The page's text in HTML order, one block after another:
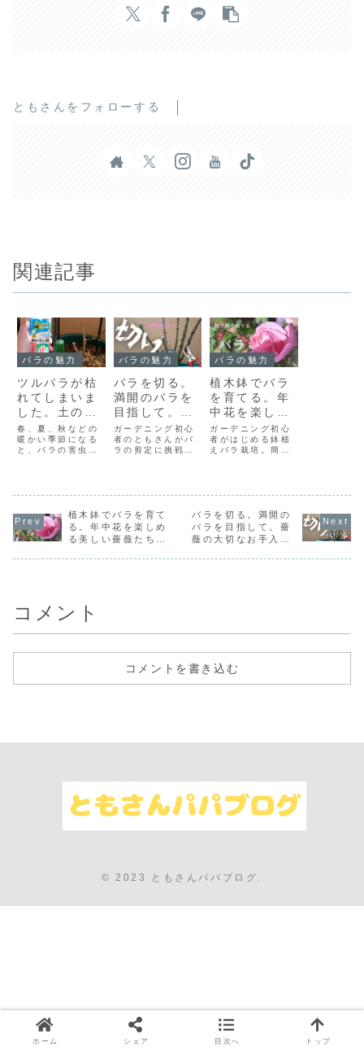
ともさんをフォローする
関連記事
バラの魅力
ツルバラが枯
れてしまいま
した。土の中
にいる害虫が
原因で。
春、夏、秋などの
暖かい季節になる
と、バラの害虫対
た。今回の経験を
踏まえて土の中の
害虫を駆除できる
オルトランDXを購
バラの魅力
バラを切る。
満開のバラを
目指して。薔
薇の大切なお
手入れ、冬剪
定について。
ガーデニング初心
者のともさんがバ
ラの剪定に挑戦。
実験を兼ねていま
す。4月以降きれ
いに成長すること
はできるのか。ぜ
バラの魅力
植木鉢でバラ
を育てる。年
中花を楽しめ
る美しい薔薇
たち。実は…
【初心者】
ガーデニング初心
者がはじめる鉢植
えバラ栽培。簡単
開。薔薇の魅力に
迫ります。この時
期は、新苗が販売
される時期で、手
植木鉢でバラを育て
る。年中花を楽しめ
る美しい薔薇たち。
バラを切る。満開の
バラを目指して。薔
薇の大切なお手入
コメント
コメントを書き込む
© 2023 ともさんパパブログ.
ホーム シェア 目次へ トップ